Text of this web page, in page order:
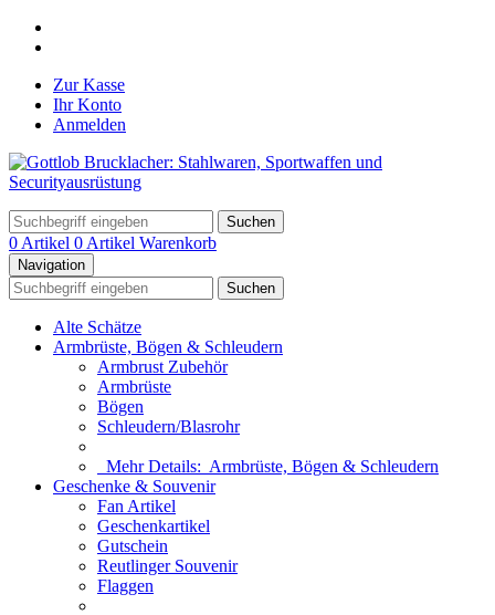
Zur Kasse
Ihr Konto
Anmelden
Suchen
0 Artikel 0 Artikel Warenkorb
Navigation
Suchen
Alte Schätze
Armbrüste, Bögen & Schleudern
Armbrust Zubehör
Armbrüste
Bögen
Schleudern/Blasrohr
Mehr Details: Armbrüste, Bögen & Schleudern
Geschenke & Souvenir
Fan Artikel
Geschenkartikel
Gutschein
Reutlinger Souvenir
Flaggen